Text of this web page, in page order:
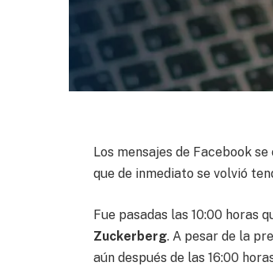
Los mensajes de Facebook
que de inmediato se volvió
Fue pasadas las 10:00 horas
Zuckerberg. A pesar de la
aún después de las 16:00